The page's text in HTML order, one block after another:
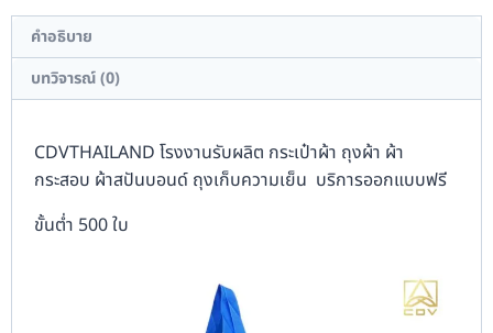
คำอธิบาย
บทวิจารณ์ (0)
CDVTHAILAND โรงงานรับผลิต กระเป๋าผ้า ถุงผ้า ผ้า
กระสอบ ผ้าสปันบอนด์ ถุงเก็บความเย็น บริการออกแบบฟรี
ขั้นต่ำ 500 ใบ